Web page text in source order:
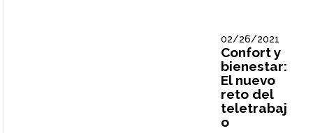
02/26/2021
Confort y
bienestar:
El nuevo
reto del
teletrabaj
o